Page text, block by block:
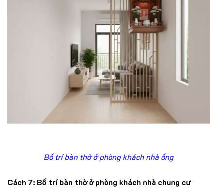
Bố trí bàn thờ ở phòng khách nhà ống
Cách 7: Bố trí bàn thờ ở phòng khách nhà chung cư